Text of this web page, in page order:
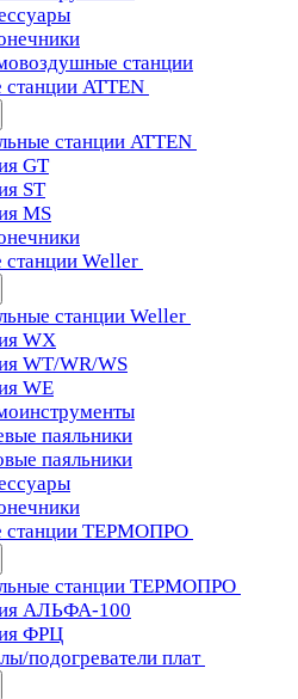
станции
ATTEN
станции ATTEN
GT
ST
MS
станции Weller
станции Weller
WX
WT/WR/WS
WE
паяльники
паяльники
станции ТЕРМОПРО
станции ТЕРМОПРО
АЛЬФА-100
ФРЦ
подогреватели плат